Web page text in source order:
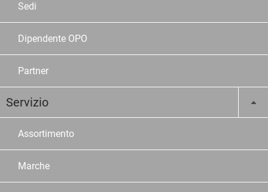
Sedi
Dipendente OPO
Partner
Servizio
Assortimento
Marche